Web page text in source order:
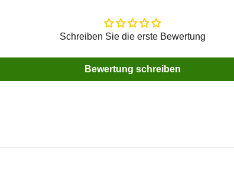
Schreiben Sie die erste Bewertung
Bewertung schreiben